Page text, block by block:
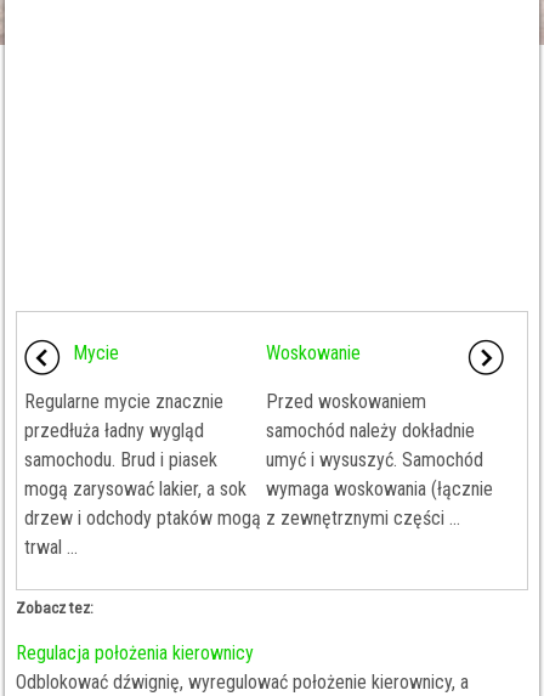
Mycie
Regularne mycie znacznie
przedłuża ładny wygląd
samochodu. Brud i piasek
mogą zarysować lakier, a sok
drzew i odchody ptaków mogą
trwal ...
Woskowanie
Przed woskowaniem
samochód należy dokładnie
umyć i wysuszyć. Samochód
wymaga woskowania (łącznie
z zewnętrznymi części ...
Zobacz tez:
Regulacja położenia kierownicy
Odblokować dźwignię, wyregulować położenie kierownicy, a